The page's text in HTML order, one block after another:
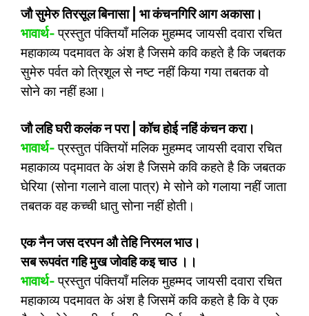
जौ सुमेरु तिरसूल बिनासा भा कंचनगिरि आग अकासा।
भावार्थ-प्रस्तुत पंक्तियाँ मलिक मुहम्मद जायसी दवारा रचित
महाकाव्य पदमावत के अंश है जिसमे कवि कहते है कि जबतक
सुमेरु पर्वत को त्रिशूल से नष्ट नहीं किया गया तबतक वो
सोने का नहीं हआ।
जौ लहि घरी कलंक न परा |कॉच होई नहिं कंचन करा।
भावार्थ-प्रस्तुत पंक्तियों मलिक मुहम्मद जायसी दवारा रचित
महाकाव्य पद्मावत के अंश है जिसमे कवि कहते है कि जबतक
घेरिया (सोना गलाने वाला पात्र) मे सोने को गलाया नहीं जाता
तबतक वह कच्ची धातु सोना नहीं होती।
एक नैन जस दरपन औ तेहि निरमल भाउ।
सब रूपवंत गहि मुख जोवहि कइ चाउ ।।
भावार्थ-प्रस्तुत पंक्तियाँ मलिक मुहम्मद जायसी दवारा रचित
महाकाव्य पदमावत के अंश है जिसमें कवि कहते है कि वे एक